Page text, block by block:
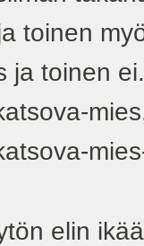
toinen
ja toinen
elin